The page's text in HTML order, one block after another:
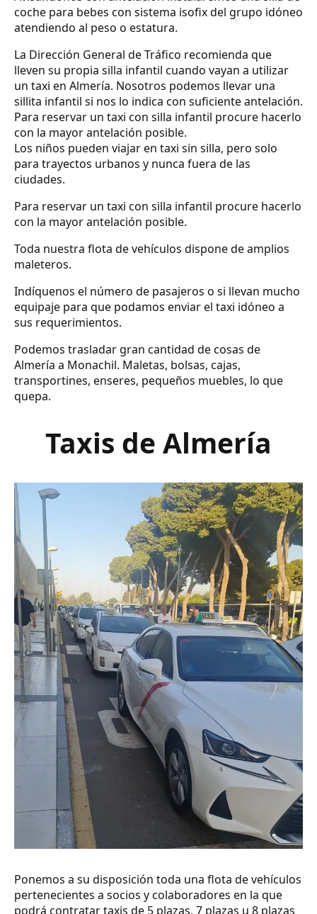
coche para bebes con sistema isofix del grupo idóneo
atendiendo al peso o estatura.
La Dirección General de Tráfico recomienda que
lleven su propia silla infantil cuando vayan a utilizar
un taxi en Almería. Nosotros podemos llevar una
sillita infantil si nos lo indica con suficiente antelación.
Para reservar un taxi con silla infantil procure hacerlo
con la mayor antelación posible.
Los niños pueden viajar en taxi sin silla, pero solo
para trayectos urbanos y nunca fuera de las
ciudades.
Para reservar un taxi con silla infantil procure hacerlo
con la mayor antelación posible.
Toda nuestra flota de vehículos dispone de amplios
maleteros.
Indíquenos el número de pasajeros o si llevan mucho
equipaje para que podamos enviar el taxi idóneo a
sus requerimientos.
Podemos trasladar gran cantidad de cosas de
Almería a Monachil. Maletas, bolsas, cajas,
transportines, enseres, pequeños muebles, lo que
quepa.
Taxis de Almería
Ponemos a su disposición toda una flota de vehículos
pertenecientes a socios y colaboradores en la que
podrá contratar taxis de 5 plazas, 7 plazas u 8 plazas